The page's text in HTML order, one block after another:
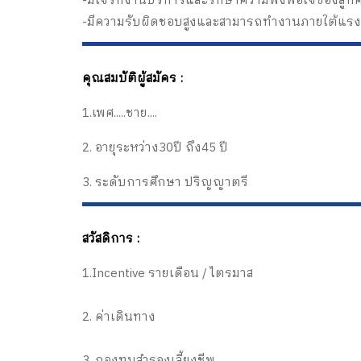
-มีความรับผิดชอบสูงและสามารถทำงานภายใต้แ
คุณสมบัติผู้สมัคร :
1.เพศ.....ชาย....
2. อายุระหว่าง30ปี ถึง45 ปี
3. ระดับการศึกษา ปริญญาตรี
สวัสดิการ :
1.Incentive รายเดือน / ไตรมาส
2. ค่าเดินทาง